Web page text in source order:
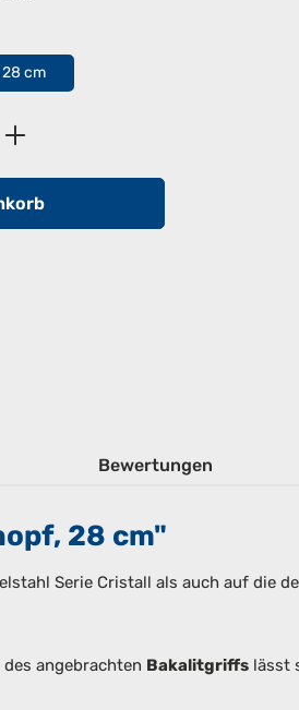
28 cm
den gewünschten
Bewertungen
28 cm"
Serie Cristall als auch auf die
angebrachten Bakalitgriffs lässt